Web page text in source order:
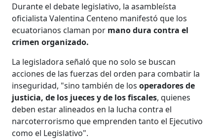
Durante el debate legislativo, la asambleísta
oficialista Valentina Centeno manifestó que los
ecuatorianos claman por mano dura contra el
crimen organizado.
La legisladora señaló que no solo se buscan
acciones de las fuerzas del orden para combatir la
inseguridad, "sino también de losoperadores de
justicia, de los jueces y de los fiscales, quienes
deben estar alineados en la lucha contra el
narcoterrorismo que emprenden tanto el Ejecutivo
como el Legislativo".